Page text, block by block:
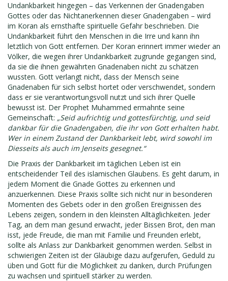
Undankbarkeit hingegen – das Verkennen der Gnadengaben
Gottes oder das Nichtanerkennen dieser Gnadengaben – wird
im Koran als ernsthafte spirituelle Gefahr beschrieben. Die
Undankbarkeit führt den Menschen in die Irre und kann ihn
letztlich von Gott entfernen. Der Koran erinnert immer wieder an
Völker, die wegen ihrer Undankbarkeit zugrunde gegangen sind,
da sie die ihnen gewährten Gnadenaben nicht zu schätzen
wussten. Gott verlangt nicht, dass der Mensch seine
Gnadenaben für sich selbst hortet oder verschwendet, sondern
dass er sie verantwortungsvoll nutzt und sich ihrer Quelle
bewusst ist. Der Prophet Muhammed ermahnte seine
Gemeinschaft: „Seid aufrichtig und gottesfürchtig, und seid
dankbar für die Gnadengaben, die ihr von Gott erhalten habt.
Wer in einem Zustand der Dankbarkeit lebt, wird sowohl im
Diesseits als auch im Jenseits gesegnet.“
Die Praxis der Dankbarkeit im täglichen Leben ist ein
entscheidender Teil des islamischen Glaubens. Es geht darum, in
jedem Moment die Gnade Gottes zu erkennen und
anzuerkennen. Diese Praxis sollte sich nicht nur in besonderen
Momenten des Gebets oder in den großen Ereignissen des
Lebens zeigen, sondern in den kleinsten Alltäglichkeiten. Jeder
Tag, an dem man gesund erwacht, jeder Bissen Brot, den man
isst, jede Freude, die man mit Familie und Freunden erlebt,
sollte als Anlass zur Dankbarkeit genommen werden. Selbst in
schwierigen Zeiten ist der Gläubige dazu aufgerufen, Geduld zu
üben und Gott für die Möglichkeit zu danken, durch Prüfungen
zu wachsen und spirituell stärker zu werden.